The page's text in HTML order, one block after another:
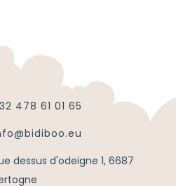
478 61 01 65
dessus d'odeigne 1, 6687